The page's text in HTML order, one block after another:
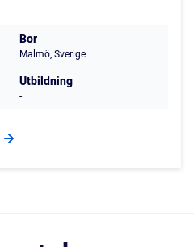
Bor
Malmö, Sverige
Utbildning
-